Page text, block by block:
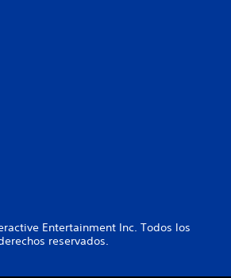
Entertainment Inc. Todos los
reservados.